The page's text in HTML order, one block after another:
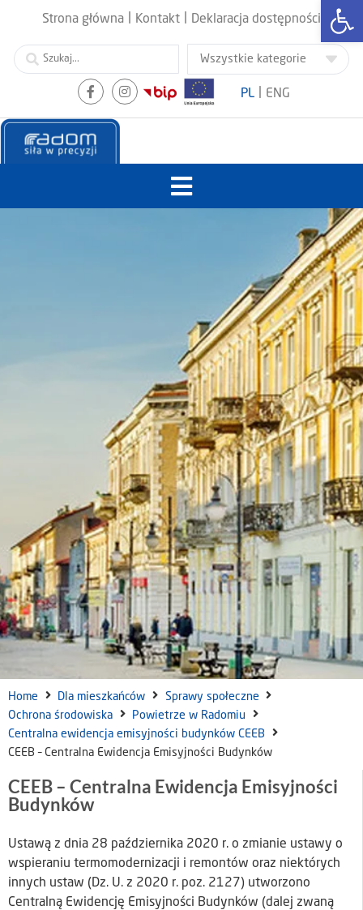
Strona główna Kontakt Deklaracja dostępności
PL ENG
Home Dla mieszkańców
Sprawy społeczne
Ochrona środowiska
Powietrze w Radomiu
Centralna ewidencja emisyjności budynków CEEB
CEEB – Centralna Ewidencja Emisyjności Budynków
CEEB – Centralna Ewidencja Emisyjności
Budynków
Ustawą z dnia 28 października 2020 r. o zmianie ustawy o
wspieraniu termomodernizacji i remontów oraz niektórych
innych ustaw (Dz. U. z 2020 r. poz. 2127) utworzono
Centralną Ewidencję Emisyjności Budynków (dalej zwaną